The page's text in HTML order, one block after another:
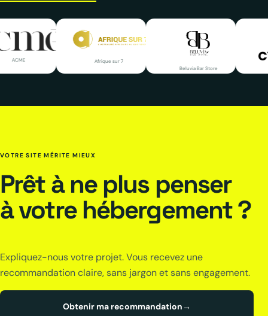
Afrique sur 7
Beluvia Bar Store
VOTRE SITE MÉRITE MIEUX
Prêt à ne plus penser
à votre hébergement ?
Expliquez-nous votre projet. Vous recevez une
recommandation claire, sans jargon et sans engagement.
Obtenir ma recommandation→